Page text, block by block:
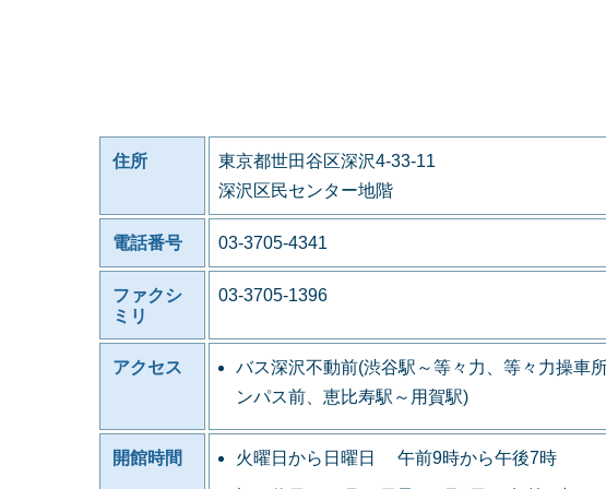
住所
東京都世田谷区深沢4-33-11
深沢区民センター地階
電話番号 03-3705-4341
ファクシ
ミリ
03-3705-1396
アクセス
バス深沢不動前(渋谷駅～等々力、等々力操車
ンパス前、恵比寿駅～用賀駅)
開館時間 火曜日から日曜日 午前9時から午後7時